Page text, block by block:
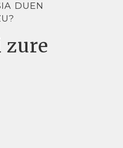
DUEN
zure